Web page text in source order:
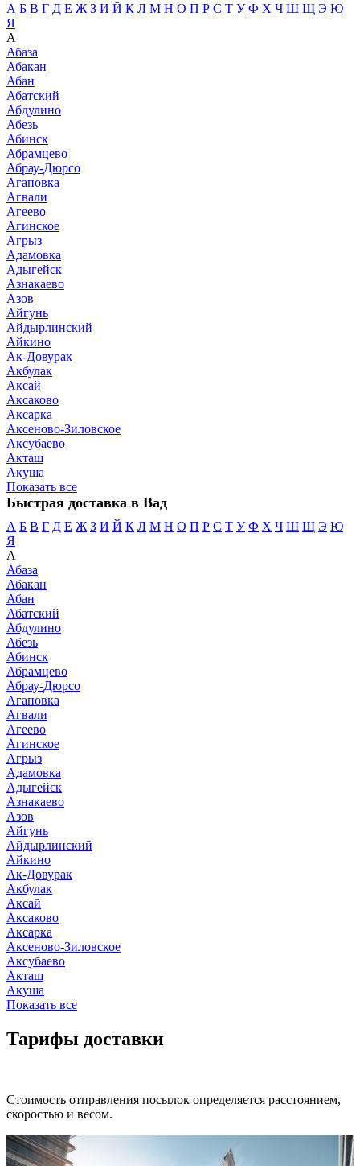
А Б В Г Д Е Ж З И Й К Л М Н О П Р С Т У Ф Х Ч Ш Щ Э Ю
Я
А
Абаза
Абакан
Абан
Абатский
Абдулино
Абезь
Абинск
Абрамцево
Абрау-Дюрсо
Агаповка
Агвали
Агеево
Агинское
Агрыз
Адамовка
Адыгейск
Азнакаево
Азов
Айгунь
Айдырлинский
Айкино
Ак-Довурак
Акбулак
Аксай
Аксаково
Аксарка
Аксеново-Зиловское
Аксубаево
Акташ
Акуша
Показать все
Быстрая доставка в Вад
А Б В Г Д Е Ж З И Й К Л М Н О П Р С Т У Ф Х Ч Ш Щ Э Ю
Я
А
Абаза
Абакан
Абан
Абатский
Абдулино
Абезь
Абинск
Абрамцево
Абрау-Дюрсо
Агаповка
Агвали
Агеево
Агинское
Агрыз
Адамовка
Адыгейск
Азнакаево
Азов
Айгунь
Айдырлинский
Айкино
Ак-Довурак
Акбулак
Аксай
Аксаково
Аксарка
Аксеново-Зиловское
Аксубаево
Акташ
Акуша
Показать все
Тарифы доставки
Стоимость отправления посылок определяется расстоянием,
скоростью и весом.